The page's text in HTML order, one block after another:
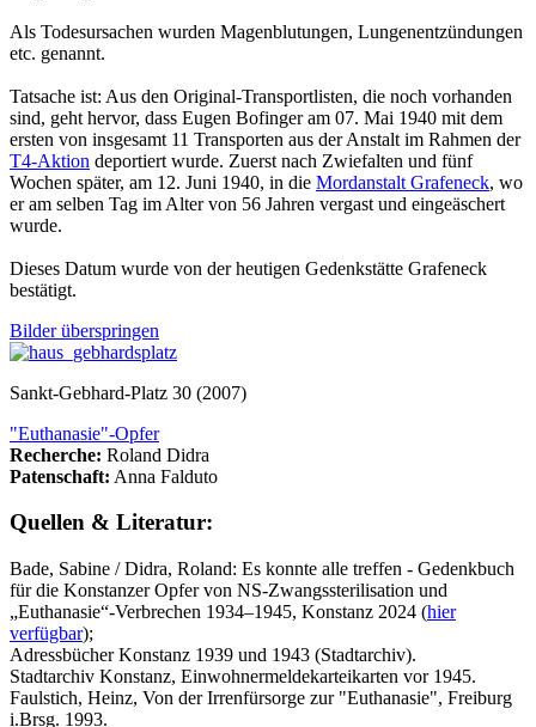
Als Todesursachen wurden Magenblutungen, Lungen­ent­zündungen
etc. genannt.
Tatsache ist: Aus den Original-Transportlisten, die noch vorhanden
sind, geht hervor, dass Eugen Bofinger am 07. Mai 1940 mit dem
ersten von insgesamt 11 Transporten aus der Anstalt im Rahmen der
T4-Aktion deportiert wurde. Zuerst nach Zwiefalten und fünf
Wochen später, am 12. Juni 1940, in die Mordanstalt Grafeneck, wo
er am selben Tag im Alter von 56 Jahren vergast und eingeäschert
wurde.
Dieses Datum wurde von der heutigen Gedenk­stätte Grafeneck
bestätigt.
Bilder überspringen
Sankt-Gebhard-Platz 30 (2007)
"Euthanasie"-Opfer
Recherche: Roland Didra
Patenschaft: Anna Falduto
Quellen & Literatur:
Bade, Sabine / Didra, Roland: Es konnte alle treffen - Gedenkbuch
für die Konstanzer Opfer von NS-Zwangssterilisation und
„Euthanasie“-Verbrechen 1934–1945, Konstanz 2024 (hier
verfügbar);
Adressbücher Konstanz 1939 und 1943 (Stadtarchiv).
Stadtarchiv Konstanz, Einwohnermeldekarteikarten vor 1945.
Faulstich, Heinz, Von der Irrenfürsorge zur "Euthanasie", Freiburg
i.Brsg. 1993.